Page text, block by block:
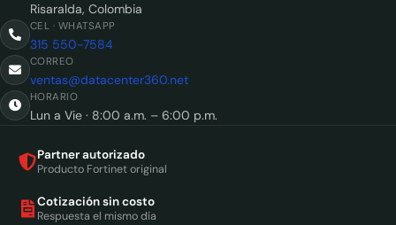
Risaralda, Colombia
CEL · WHATSAPP
315 550-7584
CORREO
ventas@datacenter360.net
HORARIO
Lun a Vie · 8:00 a.m. – 6:00 p.m.
Partner autorizado
Producto Fortinet original
Cotización sin costo
Respuesta el mismo día